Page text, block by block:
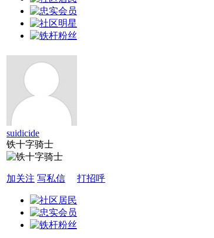
suidicide
铁十字骑士
加关注 写私信 打招呼